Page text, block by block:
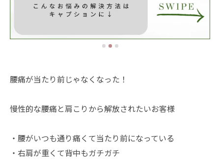
腰痛が当たり前じゃなくなった！
慢性的な腰痛と肩こりから解放されたいお客様
・腰がいつも通り痛くて当たり前になっている
・右肩が重くて背中もガチガチ